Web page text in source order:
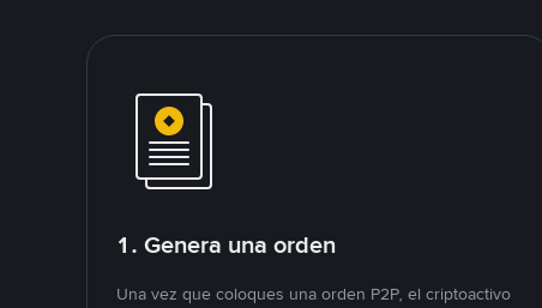
1. Genera una orden
Una vez que coloques una orden P2P, el criptoactivo